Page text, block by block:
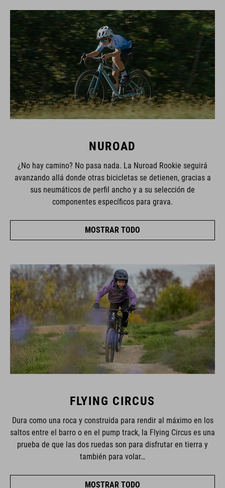
NUROAD
¿No hay camino? No pasa nada. La Nuroad Rookie seguirá
avanzando allá donde otras bicicletas se detienen, gracias a
sus neumáticos de perfil ancho y a su selección de
componentes específicos para grava.
MOSTRAR TODO
FLYING CIRCUS
Dura como una roca y construida para rendir al máximo en los
saltos entre el barro o en el pump track, la Flying Circus es una
prueba de que las dos ruedas son para disfrutar en tierra y
también para volar…
MOSTRAR TODO